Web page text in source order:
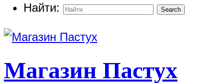
Найти:
Магазин Пастух